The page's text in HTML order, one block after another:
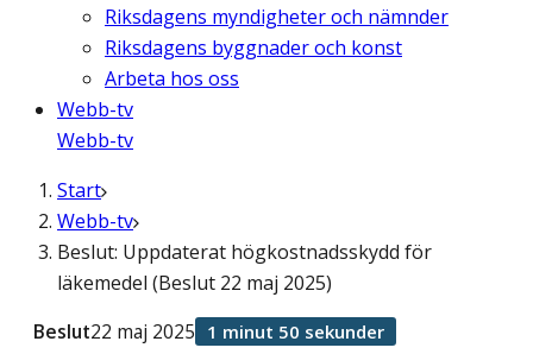
Riksdagens myndigheter och nämnder
Riksdagens byggnader och konst
Arbeta hos oss
Webb-tv
Webb-tv
Start
Webb-tv
Beslut: Uppdaterat högkostnadsskydd för
läkemedel (Beslut 22 maj 2025)
Beslut22 maj 2025 1 minut 50 sekunder